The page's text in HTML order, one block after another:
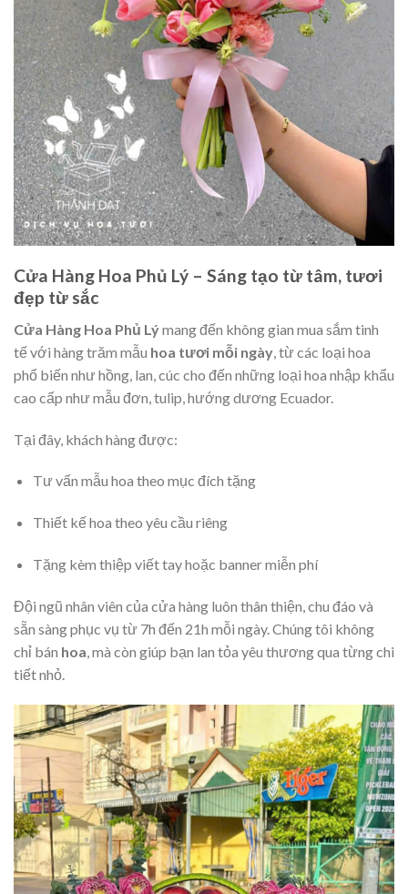
Cửa Hàng Hoa Phủ Lý – Sáng tạo từ tâm, tươi
đẹp từ sắc
Cửa Hàng Hoa Phủ Lýmang đến không gian mua sắm tinh
tế với hàng trăm mẫu hoa tươi mỗi ngày , từ các loại hoa
phổ biến như hồng, lan, cúc cho đến những loại hoa nhập khẩu
cao cấp như mẫu đơn, tulip, hướng dương Ecuador.
Tại đây, khách hàng được:
Tư vấn mẫu hoa theo mục đích tặng
Thiết kế hoa theo yêu cầu riêng
Tặng kèm thiệp viết tay hoặc banner miễn phí
Đội ngũ nhân viên của cửa hàng luôn thân thiện, chu đáo và
sẵn sàng phục vụ từ 7h đến 21h mỗi ngày. Chúng tôi không
chỉ bán hoa , mà còn giúp bạn lan tỏa yêu thương qua từng chi
tiết nhỏ.